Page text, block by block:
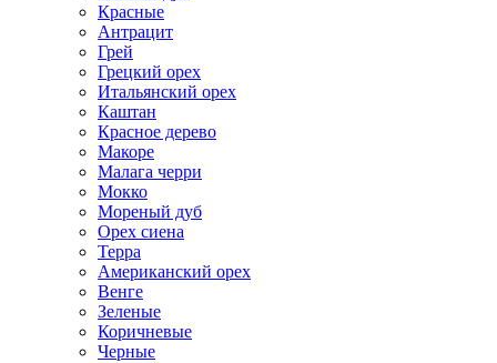
Красные
Антрацит
Грей
Грецкий орех
Итальянский орех
Каштан
Красное дерево
Макоре
Малага черри
Мокко
Мореный дуб
Орех сиена
Терра
Американский орех
Венге
Зеленые
Коричневые
Черные